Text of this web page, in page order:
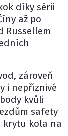
díky sérii
až po
Russellem
zároveň
i nepříznivé
kvůli
safety
krytu kola na